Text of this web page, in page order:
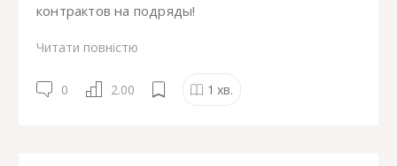
контрактов на подряды!
Читати повністю
0 2.00 1 хв.